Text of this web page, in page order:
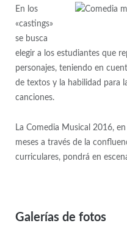
En los
«castings»
se busca
elegir a los estudiantes que
personajes, teniendo en
de textos y la habilidad para
canciones.
La Comedia Musical 2016,
meses a través de la
curriculares, pondrá en
Galerías de fotos